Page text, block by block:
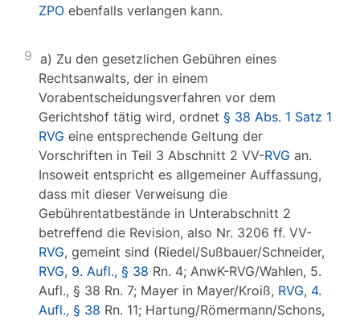
ZPO ebenfalls verlangen kann.
9 a) Zu den gesetzlichen Gebühren eines
Rechtsanwalts, der in einem
Vorabentscheidungsverfahren vor dem
Gerichtshof tätig wird, ordnet § 38 Abs. 1 Satz 1
RVG eine entsprechende Geltung der
Vorschriften in Teil 3 Abschnitt 2 VV-RVG an.
Insoweit entspricht es allgemeiner Auffassung,
dass mit dieser Verweisung die
Gebührentatbestände in Unterabschnitt 2
betreffend die Revision, also Nr. 3206 ff. VV-
RVG, gemeint sind (Riedel/Sußbauer/Schneider,
RVG, 9. Aufl., § 38 Rn. 4; AnwK-RVG/Wahlen, 5.
Aufl., § 38 Rn. 7; Mayer in Mayer/Kroiß, RVG, 4.
Aufl., § 38 Rn. 11; Hartung/Römermann/Schons,